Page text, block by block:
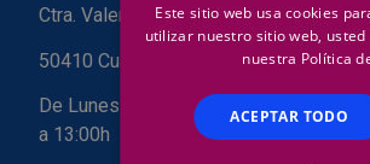
Ctra. Valencia Km 7.700
50410 Cuarte de Huerva ZARAGOZA
De Lunes a Viernes de 8:00 a 16:00h.
a 13:00h
Este sitio web usa cookies
utilizar nuestro sitio web,
nuestra Política
ACEPTAR TODO